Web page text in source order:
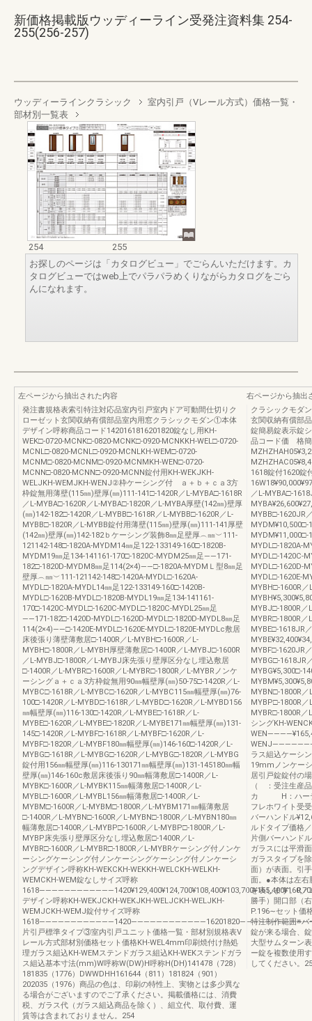
新価格掲載版ウッディーライン受発注資料集 254-
255(256-257)
ウッディーラインクラシック
室内引戸（Vレール方式）価格一覧・
部材別一覧表
254
255
お探しのページは「カタログビュー」でごらんいただけます。カ
タログビューではweb上でパラパラめくりながらカタログをごら
んになれます。
左ページから抽出された内容
発注書規格表索引特注対応品室内引戸室内ドア可動間仕切りク
ローゼット玄関収納有償部品室内用窓クラシックモダン①本体
デザイン呼称商品コード1420161816201820錠なし用KH-
WEK□-0720-MCNK□-0820-MCNK□-0920-MCNKKH-WEL□-0720-
MCNL□-0820-MCNL□-0920-MCNLKH-WEM□-0720-
MCNM□-0820-MCNM□-0920-MCNMKH-WEN□-0720-
MCNN□-0820-MCNN□-0920-MCNN錠付用KH-WEKJKH-
WELJKH-WEMJKH-WENJ②枠ケーシング付 ａ＋ｂ＋ｃａ3方
枠錠無用薄壁(115㎜)壁厚(㎜)111-141□-1420R／L-MYBA□-1618R
／L-MYBA□-1620R／L-MYBA□-1820R／L-MYBA厚壁(142㎜)壁厚
(㎜)142-182□-1420R／L-MYBB□-1618R／L-MYBB□-1620R／L-
MYBB□-1820R／L-MYBB錠付用薄壁(115㎜)壁厚(㎜)111-141厚壁
(142㎜)壁厚(㎜)142-182ｂケーシング装飾8㎜足壁厚︵㎜︶111-
121142-148□-1820A-MYDM14㎜足122-133149-160□-1820B-
MYDM19㎜足134-141161-170□-1820C-MYDM25㎜足――171-
182□-1820D-MYDM8㎜足114(2×4)――□-1820A-MYDMＬ型8㎜足
壁厚︵㎜︶111-121142-148□-1420A-MYDL□-1620A-
MYDL□-1820A-MYDL14㎜足122-133149-160□-1420B-
MYDL□-1620B-MYDL□-1820B-MYDL19㎜足134-141161-
170□-1420C-MYDL□-1620C-MYDL□-1820C-MYDL25㎜足
――171-182□-1420D-MYDL□-1620D-MYDL□-1820D-MYDL8㎜足
114(2×4)――□-1420E-MYDL□-1620E-MYDL□-1820E-MYDLc敷居
床後張り薄壁薄敷居□-1400R／L-MYBH□-1600R／L-
MYBH□-1800R／L-MYBH厚壁薄敷居□-1400R／L-MYBJ□-1600R
／L-MYBJ□-1800R／L-MYBJ床先張り壁厚区分なし埋込敷居
□-1400R／L-MYBR□-1600R／L-MYBR□-1800R／L-MYBRノンケ
ーシングａ＋ｃａ3方枠錠無用90㎜幅壁厚(㎜)50-75□-1420R／L-
MYBC□-1618R／L-MYBC□-1620R／L-MYBC115㎜幅壁厚(㎜)76-
100□-1420R／L-MYBD□-1618R／L-MYBD□-1620R／L-MYBD156
㎜幅壁厚(㎜)116-130□-1420R／L-MYBE□-1618R／L-
MYBE□-1620R／L-MYBE□-1820R／L-MYBE171㎜幅壁厚(㎜)131-
145□-1420R／L-MYBF□-1618R／L-MYBF□-1620R／L-
MYBF□-1820R／L-MYBF180㎜幅壁厚(㎜)146-160□-1420R／L-
MYBG□-1618R／L-MYBG□-1620R／L-MYBG□-1820R／L-MYBG
錠付用156㎜幅壁厚(㎜)116-130171㎜幅壁厚(㎜)131-145180㎜幅
壁厚(㎜)146-160c敷居床後張り90㎜幅薄敷居□-1400R／L-
MYBK□-1600R／L-MYBK115㎜幅薄敷居□-1400R／L-
MYBL□-1600R／L-MYBL156㎜幅薄敷居□-1400R／L-
MYBM□-1600R／L-MYBM□-1800R／L-MYBM171㎜幅薄敷居
□-1400R／L-MYBN□-1600R／L-MYBN□-1800R／L-MYBN180㎜
幅薄敷居□-1400R／L-MYBP□-1600R／L-MYBP□-1800R／L-
MYBP床先張り壁厚区分なし埋込敷居□-1400R／L-
MYBR□-1600R／L-MYBR□-1800R／L-MYBRケーシング付ノンケ
ーシングケーシング付ノンケーシングケーシング付ノンケーシ
ングデザイン呼称KH-WEKCKH-WEKKH-WELCKH-WELKH-
WEMCKH-WEM錠なしサイズ呼称
デザイン呼称KH-WEKJCKH-WEKJKH-WELJCKH-WELJKH-
WEMJCKH-WEMJ錠付サイズ呼称
片引戸標準タイプ③室内引戸ユニット価格一覧・部材別規格表V
レール方式部材別価格セット価格KH-WEL4mm印刷焼付け熱処
理ガラス組込KH-WEMステンドガラス組込KH-WEKステンドガラ
ス組込基本寸法(mm)W呼称W(DW)H呼称H(DH)141478（728）
181835（1776）DWWDHH161644（811）181824（901）
202035（1976）商品の色は、印刷の特性上、実物とは多少異な
る場合がございますのでご了承ください。掲載価格には、消費
税、ガラス代（ガラス組込商品を除く）、組立代、取付費、運
賃等は含まれておりません。254
右ページから抽出
クラシックモダ
玄関収納有償部
錠簡易錠表示錠
品コード価 格簡
1618錠付1620錠
／L-MYBA□-
MYBB□-1620JR
MYDM¥10,500□-
MYDM¥11,000□-
MYDL□-1820A-
MYDL□-1420C-
MYDL□-1620D-
MYDL□-1620E-
MYBH□-1600R／
MYBJ□-1800R／
MYBR□-1800R／
MYBE□-1618JR
MYBF□-1620JR
MYBG□-1618JR
MYBG¥5,300□-
MYBN□-1800R／
MYBP□-1800R／
MYBR□-1800R／
シングKH-
ラス組込ケーシ
19mmノンケー
居引戸錠錠付の
（ ：受注生産
カ H：ハー
フレホワイト受
バーハンドル
ルドタイプ価格
片側バーハンド
ガラスには平滑
ガラスタイプを
面）が表面。引
面。●本体は左右
を表します。R
勝手）開口部（
P.196∼セット価
特注制作範囲※バ
錠が来る場合、
大型サムターン
ー錠を複数使用
してください。